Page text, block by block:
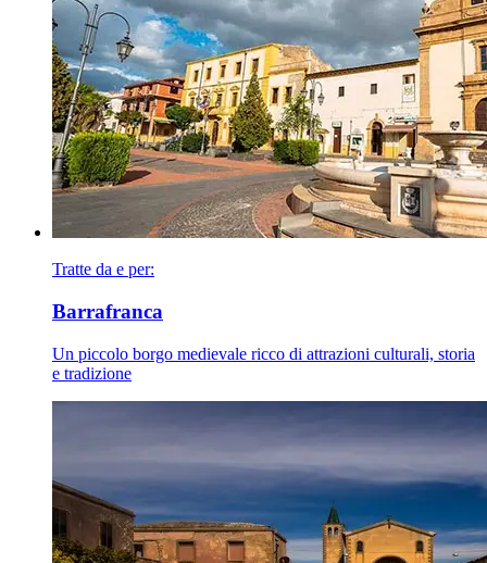
Tratte da e per:
Barrafranca
Un piccolo borgo medievale ricco di attrazioni culturali, storia
e tradizione